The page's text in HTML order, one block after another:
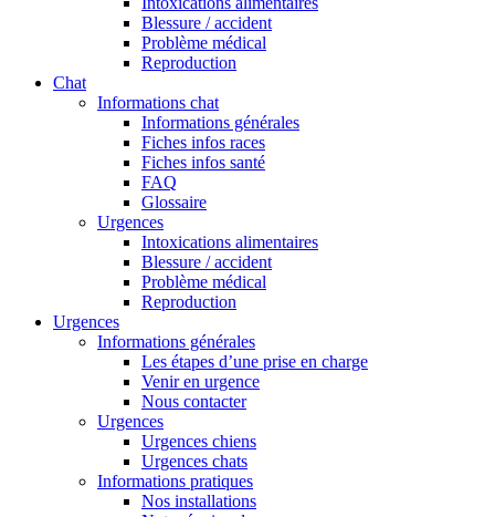
Blessure / accident
Problème médical
Reproduction
Chat
Informations chat
Informations générales
Fiches infos races
Fiches infos santé
FAQ
Glossaire
Urgences
Intoxications alimentaires
Blessure / accident
Problème médical
Reproduction
Urgences
Informations générales
Les étapes d’une prise en charge
Venir en urgence
Nous contacter
Urgences
Urgences chiens
Urgences chats
Informations pratiques
Nos installations